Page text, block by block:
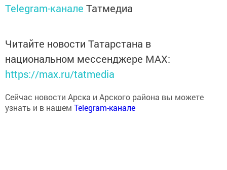
Telegram-канале Татмедиа
Читайте новости Татарстана в
национальном мессенджере MАХ:
https://max.ru/tatmedia
Сейчас новости Арска и Арского района вы можете
узнать и в нашем Telegram-канале